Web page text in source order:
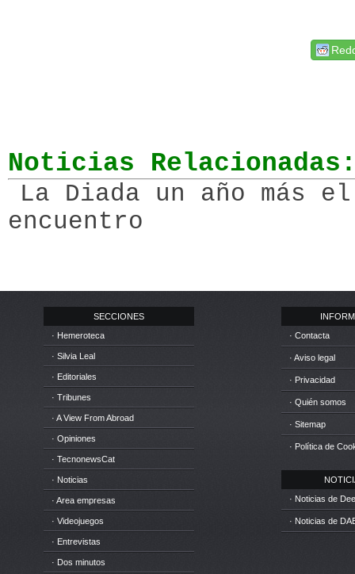
Noticias
La Diada un año más
encuentro
SECCIONES
· Hemeroteca
· Silvia Leal
· Editoriales
· Tribunes
· A View From Abroad
· Opiniones
· TecnonewsCat
· Noticias
· Area empresas
· Videojuegos
· Entrevistas
· Dos minutos
· Contacta
· Aviso legal
· Privacidad
· Quién somos
· Sitemap
· Política de
· Noticias de
· Noticias de